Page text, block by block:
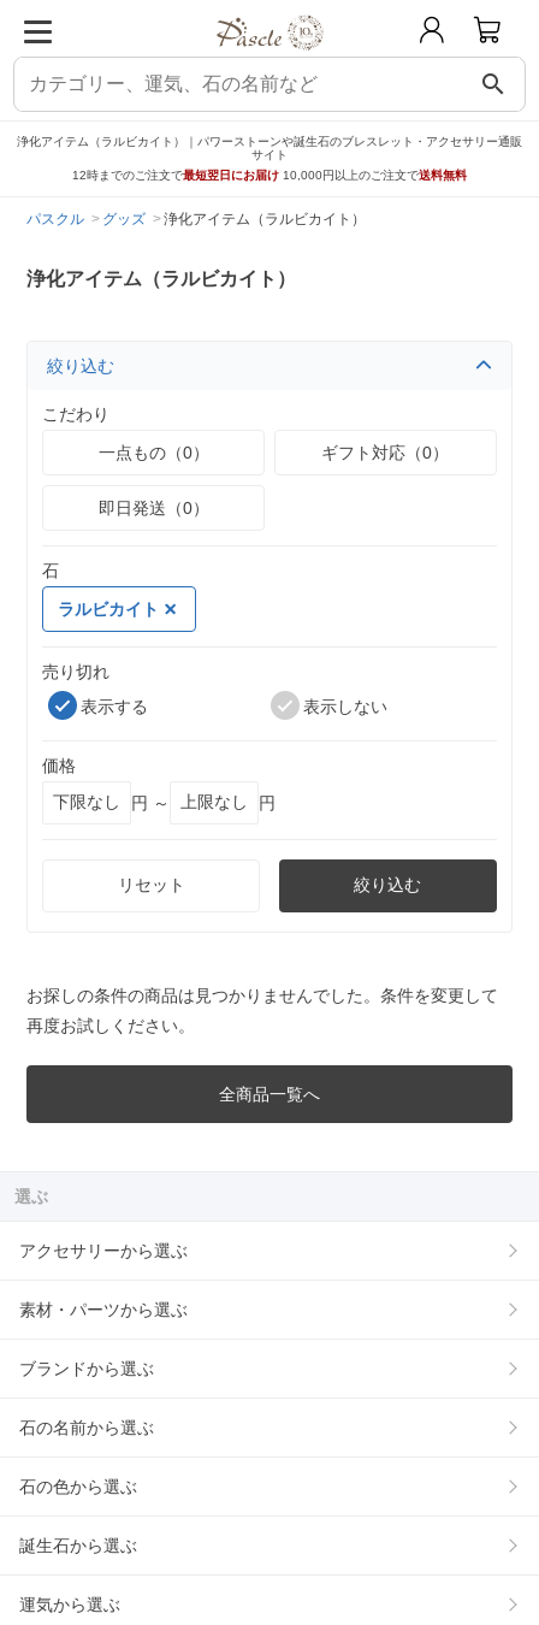
search
浄化アイテム（ラルビカイト）｜パワーストーンや誕生石のブレスレット・アクセサリー通販
サイト
12時までのご注文で最短翌日にお届け 10,000円以上のご注文で送料無料
パスクル グッズ 浄化アイテム（ラルビカイト）
浄化アイテム（ラルビカイト）
絞り込む
こだわり
一点もの（0）
ギフト対応（0）
即日発送（0）
石
ラルビカイト
売り切れ
表示する
表示しない
価格
円 ～
円
リセット 絞り込む
お探しの条件の商品は見つかりませんでした。条件を変更して
再度お試しください。
全商品一覧へ
選ぶ
アクセサリーから選ぶ
素材・パーツから選ぶ
ブランドから選ぶ
石の名前から選ぶ
石の色から選ぶ
誕生石から選ぶ
運気から選ぶ